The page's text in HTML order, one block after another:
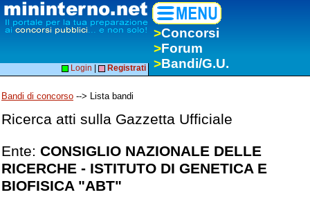
>Concorsi
>Forum
>Bandi/G.U.
Login Registrati
Bandi di concorso --> Lista bandi
Ricerca atti sulla Gazzetta Ufficiale
Ente: CONSIGLIO NAZIONALE DELLE
RICERCHE - ISTITUTO DI GENETICA E
BIOFISICA "ABT"